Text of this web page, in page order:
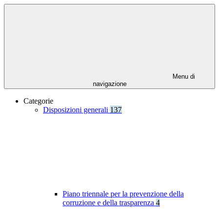
Menu di
navigazione
Categorie
Disposizioni generali 137
Piano triennale per la prevenzione della
corruzione e della trasparenza 4